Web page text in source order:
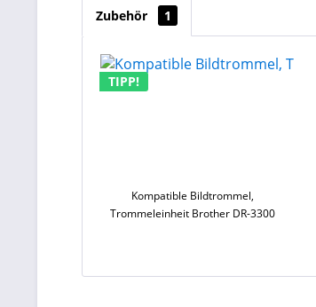
Zubehör 1
TIPP!
Kompatible Bildtrommel,
Trommeleinheit Brother DR-3300